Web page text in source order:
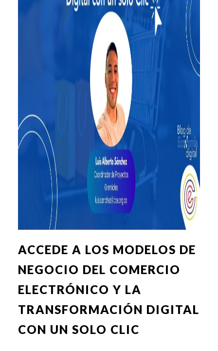
ACCEDE A LOS MODELOS DE
NEGOCIO DEL COMERCIO
ELECTRÓNICO Y LA
TRANSFORMACIÓN DIGITAL
CON UN SOLO CLIC